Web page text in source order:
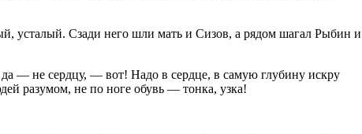
усталый. Сзади него шли мать и Сизов, а рядом шагал Рыбин и
— не сердцу, — вот! Надо в сердце, в самую глубину искру
разумом, не по ноге обувь — тонка, узка!